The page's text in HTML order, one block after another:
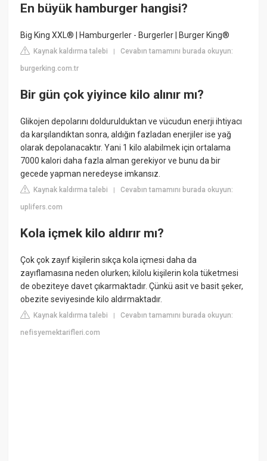
En büyük hamburger hangisi?
Big King XXL® | Hamburgerler - Burgerler | Burger King®
Kaynak kaldırma talebi |Cevabın tamamını burada okuyun:
burgerking.com.tr
Bir gün çok yiyince kilo alınır mı?
Glikojen depolarını doldurulduktan ve vücudun enerji ihtiyacı
da karşılandıktan sonra, aldığın fazladan enerjiler ise yağ
olarak depolanacaktır. Yani 1 kilo alabilmek için ortalama
7000 kalori daha fazla alman gerekiyor ve bunu da bir
gecede yapman neredeyse imkansız.
Kaynak kaldırma talebi |Cevabın tamamını burada okuyun:
uplifers.com
Kola içmek kilo aldırır mı?
Çok çok zayıf kişilerin sıkça kola içmesi daha da
zayıflamasına neden olurken; kilolu kişilerin kola tüketmesi
de obeziteye davet çıkarmaktadır. Çünkü asit ve basit şeker,
obezite seviyesinde kilo aldırmaktadır.
Kaynak kaldırma talebi |Cevabın tamamını burada okuyun:
nefisyemektarifleri.com